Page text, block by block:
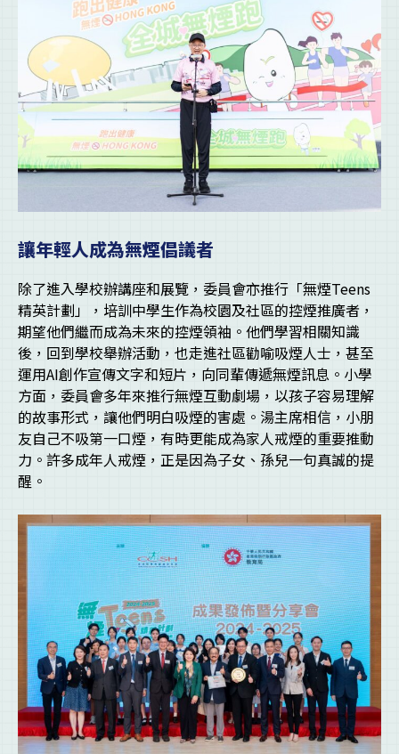
讓年輕人成為無煙倡議者
除了進入學校辦講座和展覽，委員會亦推行「無煙Teens
精英計劃」，培訓中學生作為校園及社區的控煙推廣者，
期望他們繼而成為未來的控煙領袖。他們學習相關知識
後，回到學校舉辦活動，也走進社區勸喻吸煙人士，甚至
運用AI創作宣傳文字和短片，向同輩傳遞無煙訊息。小學
方面，委員會多年來推行無煙互動劇場，以孩子容易理解
的故事形式，讓他們明白吸煙的害處。湯主席相信，小朋
友自己不吸第一口煙，有時更能成為家人戒煙的重要推動
力。許多成年人戒煙，正是因為子女、孫兒一句真誠的提
醒。